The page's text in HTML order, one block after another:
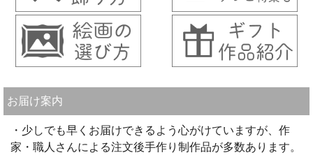
お届け案内
・少しでも早くお届けできるよう心がけていますが、作
家・職人さんによる注文後手作り制作品が多数あります。